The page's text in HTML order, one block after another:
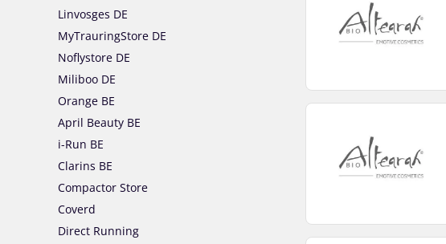
Linvosges DE
MyTrauringStore DE
Noflystore DE
Miliboo DE
Orange BE
April Beauty BE
i-Run BE
Clarins BE
Compactor Store
Coverd
Direct Running